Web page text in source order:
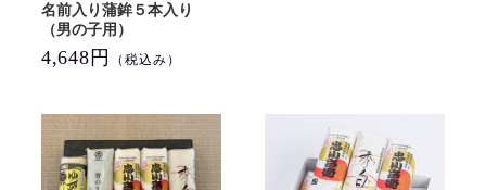
名前入り蒲鉾５本入り
（男の子用）
4,648円 （税込み）